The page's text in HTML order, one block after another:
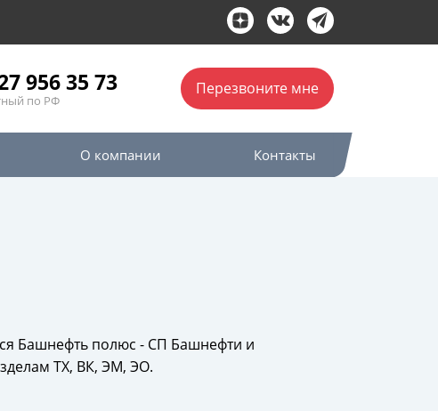
956 35 73
по РФ
Перезвоните мне
О компании Контакты
Башнефть полюс - СП Башнефти и
ТХ, ВК, ЭМ, ЭО.